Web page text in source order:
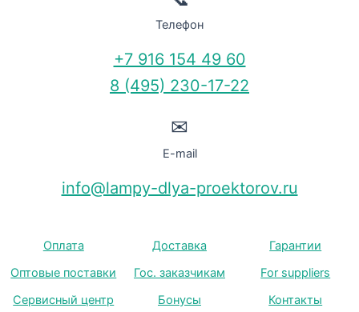
Телефон
+7 916 154 49 60
8 (495) 230-17-22
✉
E-mail
info@lampy-dlya-proektorov.ru
Оплата Доставка
Гарантии
Оптовые поставки
Гос. заказчикам
For suppliers
Сервисный центр
Бонусы Контакты